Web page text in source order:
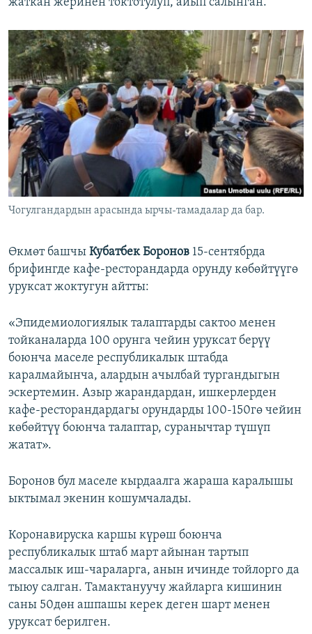
жаткан жеринен токтотулуп, айып салынган.
Чогулгандардын арасында ырчы-тамадалар да бар.
Өкмөт башчы Кубатбек Боронов 15-сентябрда
брифингде кафе-ресторандарда орунду көбөйтүүгө
уруксат жоктугун айтты:
«Эпидемиологиялык талаптарды сактоо менен
тойканаларда 100 орунга чейин уруксат берүү
боюнча маселе республикалык штабда
каралмайынча, алардын ачылбай тургандыгын
эскертемин. Азыр жарандардан, ишкерлерден
кафе-ресторандардагы орундарды 100-150гө чейин
көбөйтүү боюнча талаптар, суранычтар түшүп
жатат».
Боронов бул маселе кырдаалга жараша каралышы
ыктымал экенин кошумчалады.
Коронавируска каршы күрөш боюнча
республикалык штаб март айынан тартып
массалык иш-чараларга, анын ичинде тойлорго да
тыюу салган. Тамактануучу жайларга кишинин
саны 50дөн ашпашы керек деген шарт менен
уруксат берилген.